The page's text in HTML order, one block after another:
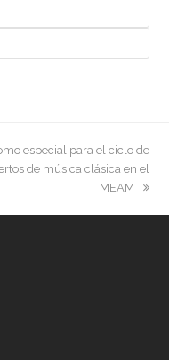
especial para el ciclo de
de música clásica en el
MEAM